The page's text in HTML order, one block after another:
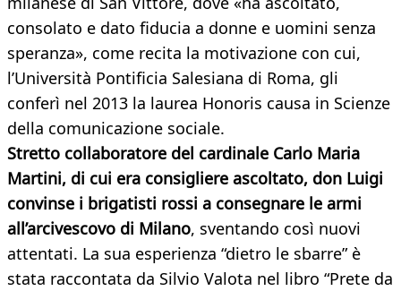
consolato e dato fiducia a donne e uomini senza
speranza», come recita la motivazione con cui,
l’Università Pontificia Salesiana di Roma, gli
conferì nel 2013 la laurea Honoris causa in Scienze
della comunicazione sociale.
Stretto collaboratore del cardinale Carlo Maria
Martini, di cui era consigliere ascoltato, don Luigi
convinse i brigatisti rossi a consegnare le armi
all’arcivescovo di Milano, sventando così nuovi
attentati. La sua esperienza “dietro le sbarre” è
stata raccontata da Silvio Valota nel libro “Prete da